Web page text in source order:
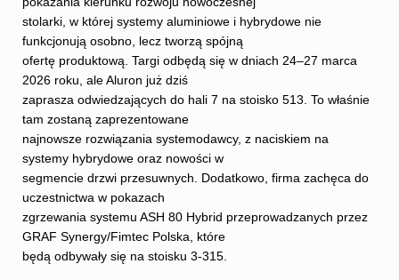
stolarki, w której systemy aluminiowe i hybrydowe nie
funkcjonują osobno, lecz tworzą spójną
ofertę produktową. Targi odbędą się w dniach 24–27 marca
2026 roku, ale Aluron już dziś
zaprasza odwiedzających do hali 7 na stoisko 513. To właśnie
tam zostaną zaprezentowane
najnowsze rozwiązania systemodawcy, z naciskiem na
systemy hybrydowe oraz nowości w
segmencie drzwi przesuwnych. Dodatkowo, firma zachęca do
uczestnictwa w pokazach
zgrzewania systemu ASH 80 Hybrid przeprowadzanych przez
GRAF Synergy/Fimtec Polska, które
będą odbywały się na stoisku 3-315.